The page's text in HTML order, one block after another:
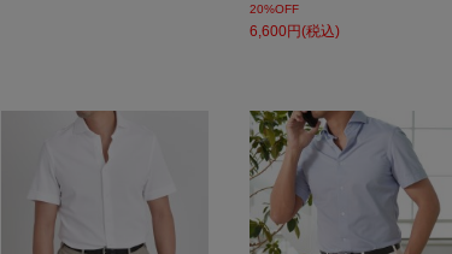
20%OFF
6,600円(税込)